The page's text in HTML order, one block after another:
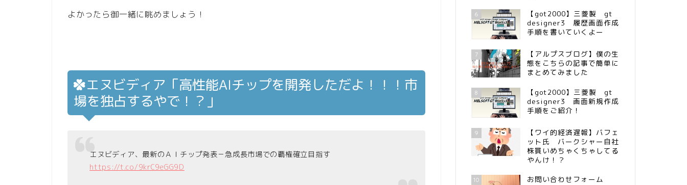
よかったら御一緒に眺めましょう！
エヌビディア「高性能AIチップを開発しただよ！！！市
場を独占するやで！？」
エヌビディア、最新のＡＩチップ発表－急成長市場での覇権確立目指す
https://t.co/9krC9eGG9D
6
【got2000】三菱製 gt
designer3 履歴画面作成
手順を書いていくよー
7
【アルプスブログ】僕の生
態をこちらの記事で簡単に
まとめてみました
8
【got2000】三菱製 gt
designer3 画面新規作成
手順をご紹介！
9
【ワイ的経済遅報】バフェ
ット氏 バークシャー自社
株買いめちゃくちゃしてる
やんけ！？
10 お問い合わせフォーム